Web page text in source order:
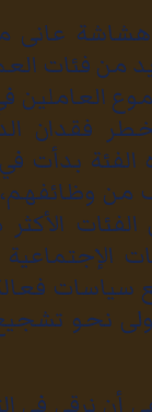
هشاشة
من فئات
الذين يمثلون 48% من
فقدان
بدأت
وظائفهم،
نحو تشجيع